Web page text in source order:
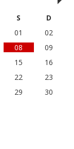
S
D
01
02
08
09
15
16
22
23
29
30